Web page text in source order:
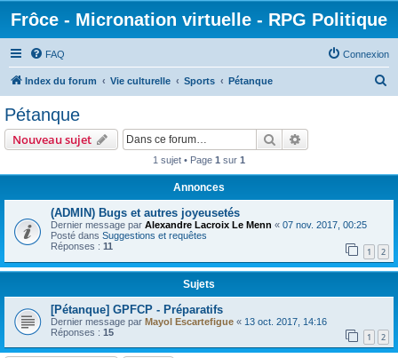
Frôce - Micronation virtuelle - RPG Politique
FAQ Connexion
Index du forum Vie culturelle Sports Pétanque
r
Pétanque
Nouveau sujet Rechercher
1 sujet • Page 1 sur 1
Annonces
(ADMIN) Bugs et autres joyeusetés
Dernier message par Alexandre Lacroix Le Menn « 07 nov. 2017, 00:25
Posté dans Suggestions et requêtes
Réponses : 11 1 2
Sujets
[Pétanque] GPFCP - Préparatifs
Dernier message par Mayol Escartefigue « 13 oct. 2017, 14:16
Réponses : 15 1 2